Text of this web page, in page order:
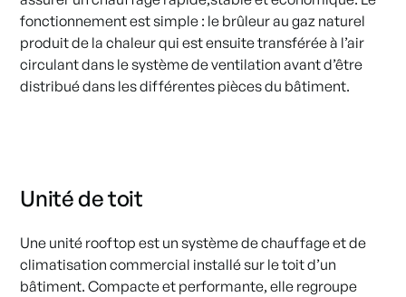
fonctionnement est simple : le brûleur au gaz naturel
produit de la chaleur qui est ensuite transférée à l’air
circulant dans le système de ventilation avant d’être
distribué dans les différentes pièces du bâtiment.
Unité de toit
Une unité rooftop est un système de chauffage et de
climatisation commercial installé sur le toit d’un
bâtiment. Compacte et performante, elle regroupe